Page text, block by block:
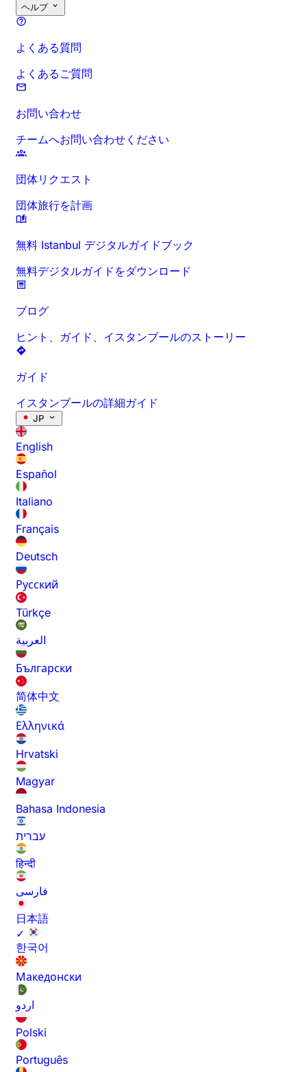
ヘルプ
よくある質問
よくあるご質問
お問い合わせ
チームへお問い合わせください
団体リクエスト
団体旅行を計画
無料 Istanbul デジタルガイドブック
無料デジタルガイドをダウンロード
ブログ
ヒント、ガイド、イスタンブールのストーリー
ガイド
イスタンブールの詳細ガイド
JP
English
Español
Italiano
Français
Deutsch
Русский
Türkçe
العربية
Български
简体中文
Ελληνικά
Hrvatski
Magyar
Bahasa Indonesia
עברית
हिन्दी
فارسی
日本語
✓
한국어
Македонски
اردو
Polski
Português